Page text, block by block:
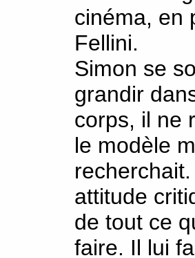
cinéma, en
Fellini.
Simon se
grandir
corps, il ne
le modèle
attitude
de tout ce
faire. Il lui